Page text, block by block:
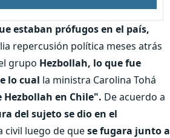
estaban prófugos en el país,
repercusión política meses atrás
grupo Hezbollah, lo que fue
lo cual la ministra Carolina Tohá
en Chile". De acuerdo a
del sujeto se dio en el
civil luego de quese fugara junto a